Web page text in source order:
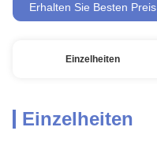
Erhalten Sie Besten Preis
Einzelheiten
Einzelheiten